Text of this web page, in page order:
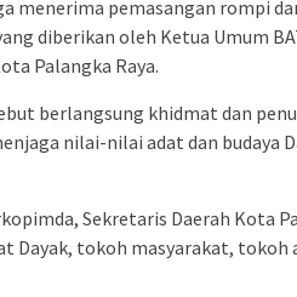
menerima pemasangan rompi
diberikan oleh Ketua Umum
Palangka Raya.
berlangsung khidmat dan
nilai-nilai adat dan budaya
Sekretaris Daerah Kota
Dayak, tokoh masyarakat, tokoh